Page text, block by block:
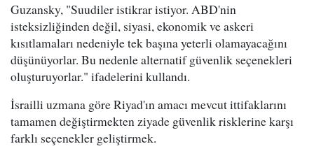
Guzansky, "Suudiler istikrar istiyor. ABD'nin
isteksizliğinden değil, siyasi, ekonomik ve askeri
kısıtlamaları nedeniyle tek başına yeterli olamayacağını
düşünüyorlar. Bu nedenle alternatif güvenlik seçenekleri
oluşturuyorlar." ifadelerini kullandı.
İsrailli uzmana göre Riyad'ın amacı mevcut ittifaklarını
tamamen değiştirmekten ziyade güvenlik risklerine karşı
farklı seçenekler geliştirmek.